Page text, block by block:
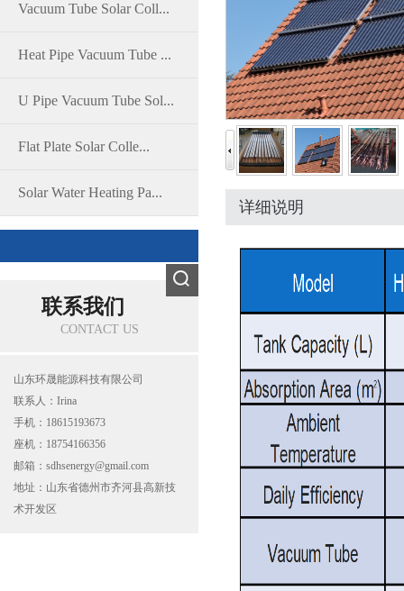
Vacuum Tube Solar Coll...
Heat Pipe Vacuum Tube ...
U Pipe Vacuum Tube Sol...
Flat Plate Solar Colle...
Solar Water Heating Pa...
联系我们
CONTACT US
山东环晟能源科技有限公司
联系人：Irina
手机：18615193673
座机：18754166356
邮箱：sdhsenergy@gmail.com
地址：山东省德州市齐河县高新技
术开发区
详细说明